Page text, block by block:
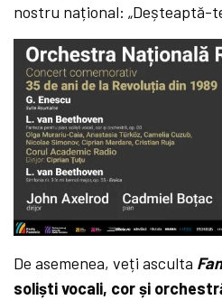
nostru național: „Deșteaptă-
De asemenea, veți asculta
soliști vocali, cor și